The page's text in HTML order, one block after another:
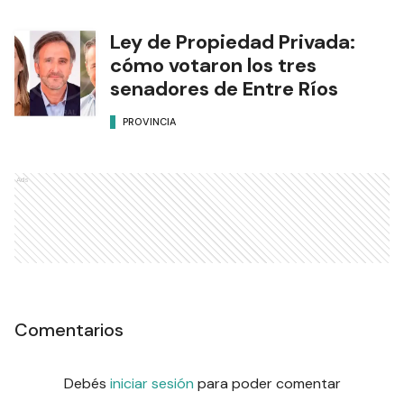
Ley de Propiedad Privada:
cómo votaron los tres
senadores de Entre Ríos
PROVINCIA
Ads
Comentarios
Debés iniciar sesión para poder comentar